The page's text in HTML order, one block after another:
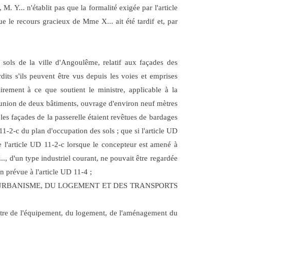
Y... n'établit pas que la formalité exigée par l'article
le recours gracieux de Mme X... ait été tardif et, par
de la ville d'Angoulême, relatif aux façades des
s'ils peuvent être vus depuis les voies et emprises
à ce que soutient le ministre, applicable à la
de deux bâtiments, ouvrage d'environ neuf mètres
façades de la passerelle étaient revêtues de bardages
2-c du plan d'occupation des sols ; que si l'article UD
UD 11-2-c lorsque le concepteur est amené à
d'un type industriel courant, ne pouvait être regardée
prévue à l'article UD 11-4 ;
DU LOGEMENT ET DES TRANSPORTS
de l'équipement, du logement, de l'aménagement du